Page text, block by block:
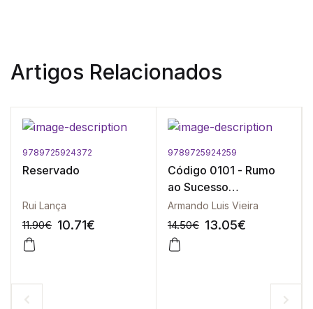
Artigos Relacionados
9789725924372
Reservado
Rui Lança
11.90€ 10.71€
9789725924259
Código 0101 - Rumo
ao Sucesso
Profissional
Armando Luis Vieira
14.50€ 13.05€